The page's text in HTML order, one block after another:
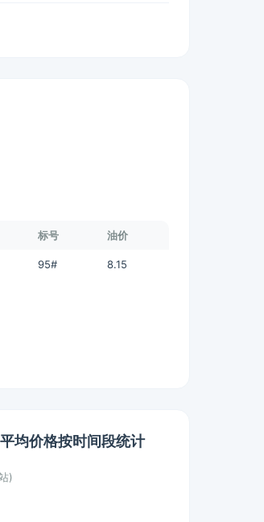
标号 油价
95# 8.15
均价格按时间段统计
)